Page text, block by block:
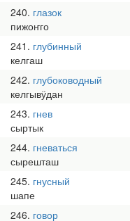
240 глазок
пижоҥго
241 глубинный
келгаш
242 глубоководный
келгывӱдан
243 гнев
сыртык
244 гневаться
сырешташ
245 гнусный
шапе
246 говор